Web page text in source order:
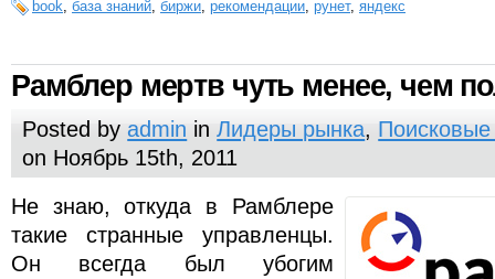
book база знаний биржи рекомендации рунет, яндекс
Рамблер мертв чуть менее, чем
Posted byadmin inЛидеры рынка,
on Ноябрь 15th, 2011
Не знаю, откуда в Рамблере
такие странные управленцы.
Он всегда был убогим